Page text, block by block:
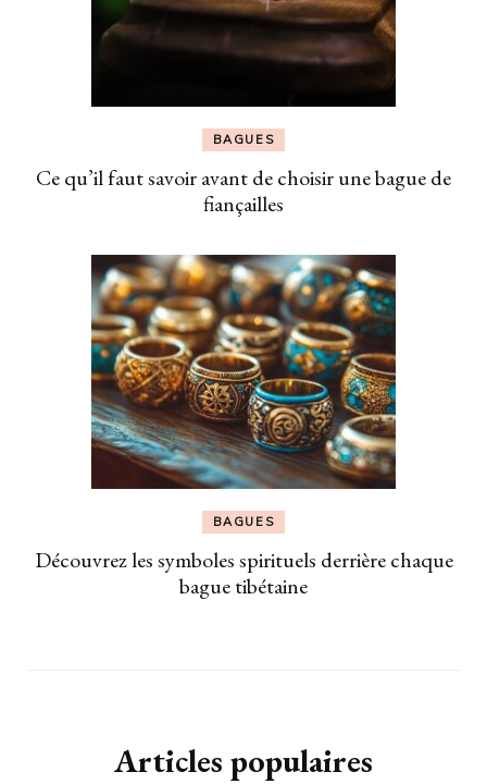
BAGUES
Ce qu’il faut savoir avant de choisir une bague de
fiançailles
BAGUES
Découvrez les symboles spirituels derrière chaque
bague tibétaine
Articles populaires